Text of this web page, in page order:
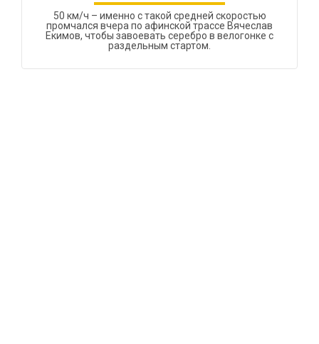
50 км/ч – именно с такой средней скоростью
промчался вчера по афинской трассе Вячеслав
Екимов, чтобы завоевать серебро в велогонке с
раздельным стартом.